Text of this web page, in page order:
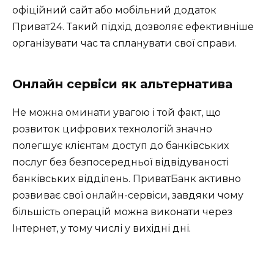
офіційний сайт або мобільний додаток
Приват24. Такий підхід дозволяє ефективніше
організувати час та спланувати свої справи.
Онлайн сервіси як альтернатива
Не можна оминати увагою і той факт, що
розвиток цифрових технологій значно
полегшує клієнтам доступ до банківських
послуг без безпосередньої відвідуваності
банківських відділень. ПриватБанк активно
розвиває свої онлайн-сервіси, завдяки чому
більшість операцій можна виконати через
Інтернет, у тому числі у вихідні дні.